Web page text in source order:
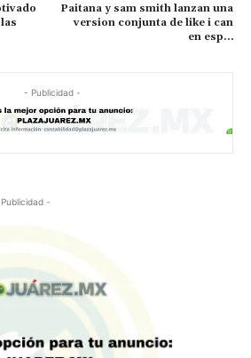
Paitana y sam smith lanzan una
version conjunta de like i can
en esp…
- Publicidad -
-